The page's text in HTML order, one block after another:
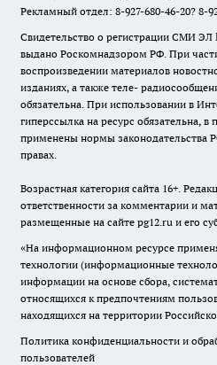
Рекламный отдел: 8-927-680-46-20? 8-
Свидетельство о регистрации СМИ ЭЛ
выдано Роскомнадзором РФ. При
воспроизведении материалов
изданиях, а также теле-
обязательна. При использовании в
гиперссылка на ресурс обязательна, в
применены нормы законодательства
правах.
Возрастная категория сайта 16+.
ответственности за комментарии и
размещенные на сайте pg12.ru и его
«На информационном ресурсе
технологии (информационные
информации на основе сбора,
относящихся к предпочтениям
находящихся на территории
Политика конфиденциальности и
пользователей